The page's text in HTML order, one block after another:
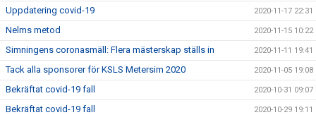
Uppdatering covid-19 2020-11-17 22:31
Nelms metod 2020-11-15 10:22
Simningens coronasmäll: Flera mästerskap ställs in 2020-11-11 19:41
Tack alla sponsorer för KSLS Metersim 2020 2020-11-05 19:08
Bekräftat covid-19 fall 2020-10-31 09:07
Bekräftat covid-19 fall 2020-10-29 19:11